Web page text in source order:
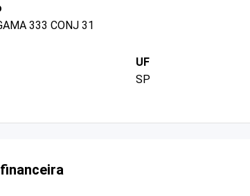
333 CONJ 31
UF
SP